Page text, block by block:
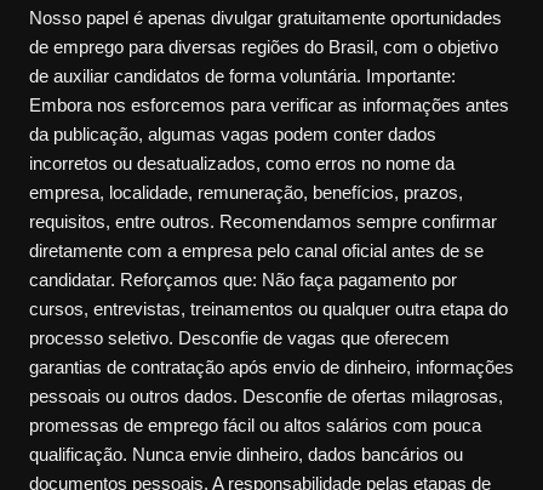
Nosso papel é apenas divulgar gratuitamente oportunidades
de emprego para diversas regiões do Brasil, com o objetivo
de auxiliar candidatos de forma voluntária. Importante:
Embora nos esforcemos para verificar as informações antes
da publicação, algumas vagas podem conter dados
incorretos ou desatualizados, como erros no nome da
empresa, localidade, remuneração, benefícios, prazos,
requisitos, entre outros. Recomendamos sempre confirmar
diretamente com a empresa pelo canal oficial antes de se
candidatar. Reforçamos que: Não faça pagamento por
cursos, entrevistas, treinamentos ou qualquer outra etapa do
processo seletivo. Desconfie de vagas que oferecem
garantias de contratação após envio de dinheiro, informações
pessoais ou outros dados. Desconfie de ofertas milagrosas,
promessas de emprego fácil ou altos salários com pouca
qualificação. Nunca envie dinheiro, dados bancários ou
documentos pessoais. A responsabilidade pelas etapas de